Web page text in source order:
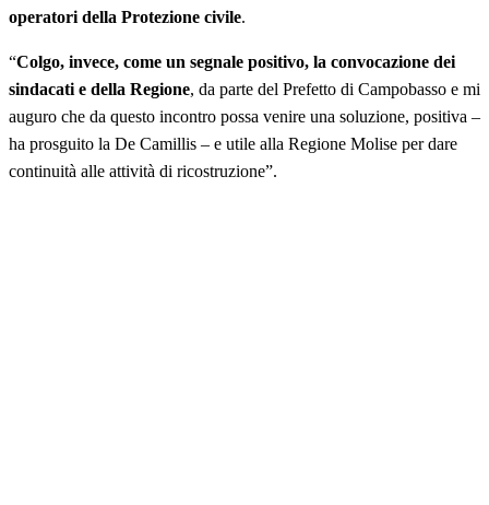
operatori della Protezione civile.
“Colgo, invece, come un segnale positivo, la convocazione dei
sindacati e della Regione, da parte del Prefetto di Campobasso e mi
auguro che da questo incontro possa venire una soluzione, positiva –
ha prosguito la De Camillis – e utile alla Regione Molise per dare
continuità alle attività di ricostruzione”.